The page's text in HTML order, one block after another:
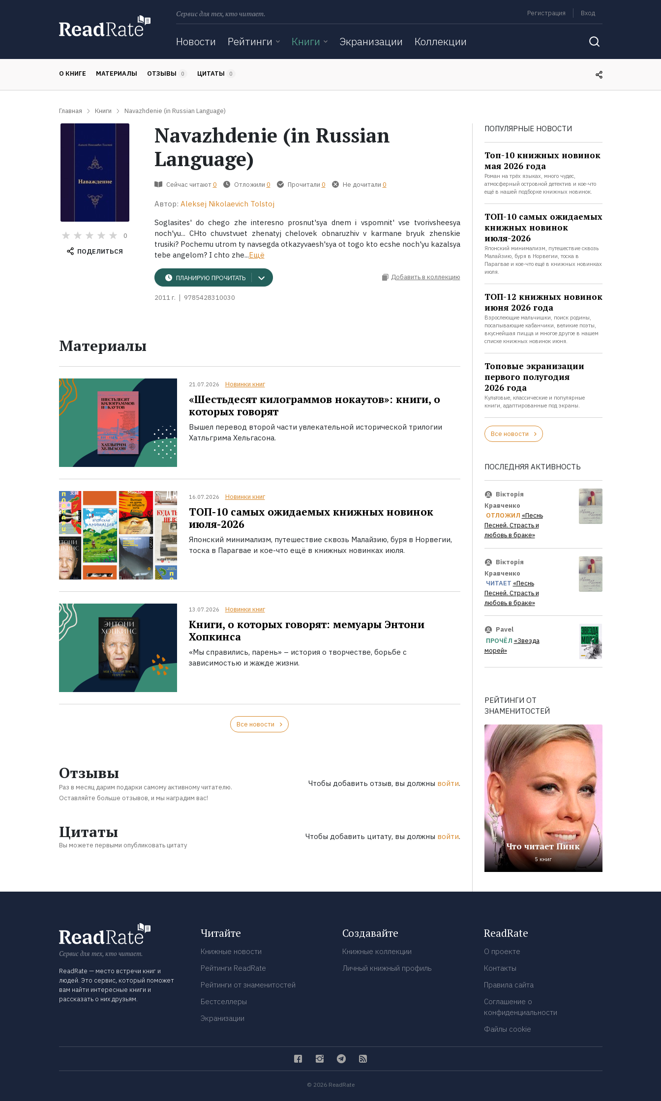
Сервис для тех, кто читает. Регистрация Вход
Новости Рейтинги Книги Экранизации Коллекции
О КНИГЕ МАТЕРИАЛЫ ОТЗЫВЫ 0 ЦИТАТЫ 0
Главная Книги Navazhdenie (in Russian Language)
0
ПОДЕЛИТЬСЯ
Navazhdenie (in Russian
Language)
Сейчас читают 0 Отложили 0 Прочитали 0 Не дочитали 0
Автор: Aleksej Nikolaevich Tolstoj
Soglasites' do chego zhe interesno prosnut'sya dnem i vspomnit' vse tvorivsheesya
noch'yu... CHto chuvstvuet zhenatyj chelovek obnaruzhiv v karmane bryuk zhenskie
trusiki? Pochemu utrom ty navsegda otkazyvaesh'sya ot togo kto ecshe noch'yu kazalsya
tebe angelom? I chto zhe...Ещё
ПЛАНИРУЮ ПРОЧИТАТЬ Добавить в коллекцию
2011 г. 9785428310030
Материалы
21.07.2026 Новинки книг
«Шестьдесят килограммов нокаутов»: книги, о
которых говорят
Вышел перевод второй части увлекательной исторической трилогии
Хатльгрима Хельгасона.
16.07.2026 Новинки книг
ТОП-10 самых ожидаемых книжных новинок
июля-2026
Японский минимализм, путешествие сквозь Малайзию, буря в Норвегии,
тоска в Парагвае и кое-что ещё в книжных новинках июля.
13.07.2026 Новинки книг
Книги, о которых говорят: мемуары Энтони
Хопкинса
«Мы справились, парень» – история о творчестве, борьбе с
зависимостью и жажде жизни.
Все новости
Отзывы
Раз в месяц дарим подарки самому активному читателю.
Оставляйте больше отзывов, и мы наградим вас!
Чтобы добавить отзыв, вы должны войти.
Цитаты
Вы можете первыми опубликовать цитату
Чтобы добавить цитату, вы должны войти.
ПОПУЛЯРНЫЕ НОВОСТИ
Топ-10 книжных новинок
мая 2026 года
Роман на трёх языках, много чудес,
атмосферный островной детектив и кое-что
ещё в нашей подборке книжных новинок.
ТОП-10 самых ожидаемых
книжных новинок
июля-2026
Японский минимализм, путешествие сквозь
Малайзию, буря в Норвегии, тоска в
Парагвае и кое-что ещё в книжных новинках
июля.
ТОП-12 книжных новинок
июня 2026 года
Взрослеющие мальчишки, поиск родины,
посапывающие кабанчики, великие поэты,
вкуснейшая пицца и многое другое в нашем
списке книжных новинок июня.
Топовые экранизации
первого полугодия
2026 года
Культовые, классические и популярные
книги, адаптированные под экраны.
Все новости
ПОСЛЕДНЯЯ АКТИВНОСТЬ
Вікторія
Кравченко
ОТЛОЖИЛ «Песнь
Песней. Страсть и
любовь в браке»
Вікторія
Кравченко
ЧИТАЕТ «Песнь
Песней. Страсть и
любовь в браке»
Pavel
ПРОЧЁЛ «Звезда
морей»
РЕЙТИНГИ ОТ
ЗНАМЕНИТОСТЕЙ
Что читает Пинк
5 книг
Сервис для тех, кто читает.
ReadRate — место встречи книг и
людей. Это сервис, который поможет
вам найти интересные книги и
рассказать о них друзьям.
Читайте
Книжные новости
Рейтинги ReadRate
Рейтинги от знаменитостей
Бестселлеры
Экранизации
Создавайте
Книжные коллекции
Личный книжный профиль
ReadRate
О проекте
Контакты
Правила сайта
Соглашение о
конфиденциальности
Файлы cookie
© 2026 ReadRate